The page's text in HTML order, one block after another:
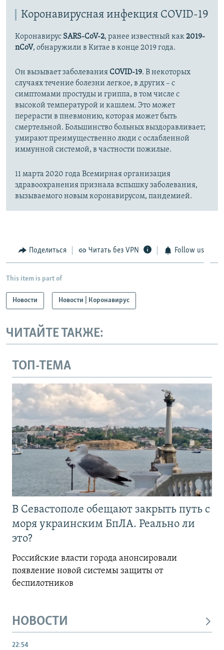
Коронавирусная инфекция COVID-19
Коронавирус SARS-CoV-2, ранее известный как2019-
nCoV, обнаружили в Китае в конце 2019 года.
Он вызывает заболеванияCOVID-19. В некоторых
случаях течение болезни легкое, в других – с
симптомами простуды и гриппа, в том числе с
высокой температурой и кашлем. Это может
перерасти в пневмонию, которая может быть
смертельной. Большинство больных выздоравливает;
умирают преимущественно люди с ослабленной
иммунной системой, в частности пожилые.
11 марта 2020 года Всемирная организация
здравоохранения признала вспышку заболевания,
вызываемого новым коронавирусом, пандемией.
Поделиться Читать без VPN Follow us
This item is part of
Новости Новости | Коронавирус
ЧИТАЙТЕ ТАКЖЕ:
ТОП-ТЕМА
В Севастополе обещают закрыть путь с
моря украинским БпЛА. Реально ли
это?
Российские власти города анонсировали
появление новой системы защиты от
беспилотников
НОВОСТИ
22:54